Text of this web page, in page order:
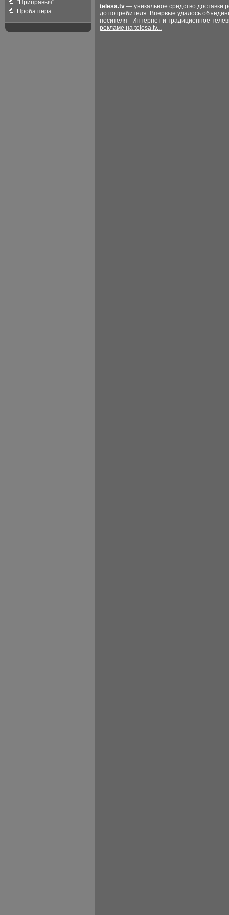
"Приправыч"
Проба пера
telesa.tv — уникальное средство доставки
до потребителя. Впервые удалось
носителя - Интернет и традиционное
рекламе на telesa.tv...